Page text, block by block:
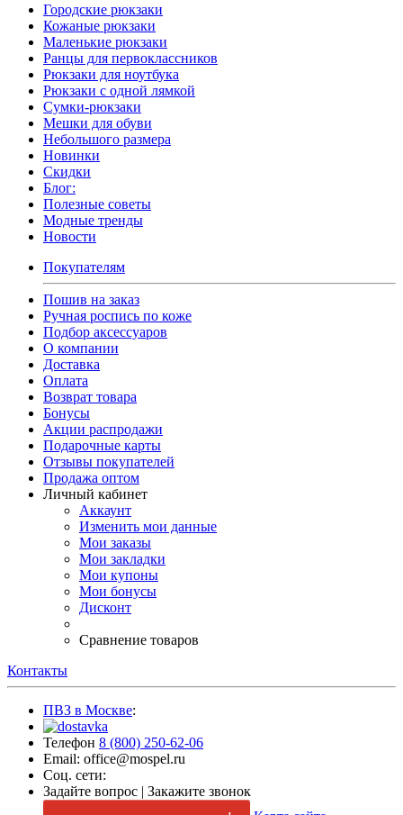
Городские рюкзаки
Кожаные рюкзаки
Маленькие рюкзаки
Ранцы для первоклассников
Рюкзаки для ноутбука
Рюкзаки с одной лямкой
Сумки-рюкзаки
Мешки для обуви
Небольшого размера
Новинки
Скидки
Блог:
Полезные советы
Модные тренды
Новости
Покупателям
Пошив на заказ
Ручная роспись по коже
Подбор аксессуаров
О компании
Доставка
Оплата
Возврат товара
Бонусы
Акции распродажи
Подарочные карты
Отзывы покупателей
Продажа оптом
Личный кабинет
Аккаунт
Изменить мои данные
Мои заказы
Мои закладки
Мои купоны
Мои бонусы
Дисконт
Сравнение товаров
Контакты
ПВЗ в Москве:
Телефон 8 (800) 250-62-06
Email: office@mospel.ru
Соц. сети:
Задайте вопрос | Закажите звонок